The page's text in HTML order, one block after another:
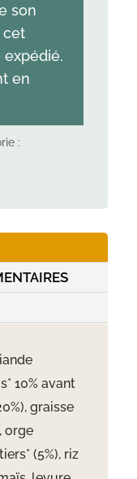
son
cet
en
:
10% avant
graisse
orge
(5%), riz